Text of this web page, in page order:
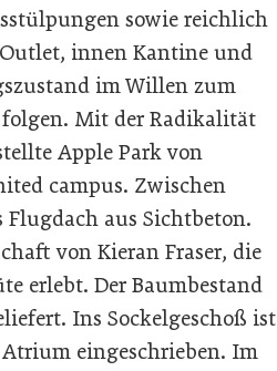
sowie reichlich
innen Kantine und
im Willen zum
Mit der Radikalität
Apple Park von
campus. Zwischen
aus Sichtbeton.
von Kieran Fraser, die
erlebt. Der Baumbestand
Ins Sockelgeschoß ist
eingeschrieben. Im